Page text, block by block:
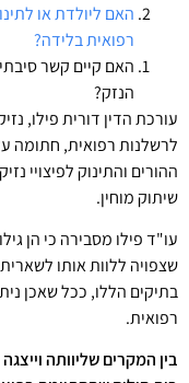
האם ליולדת או
רפואית בלידה?
האם קיים קשר
הנזק?
עורכת הדין דורית פילו,
לרשלנות רפואית, חתומה
ההורים והתינוק לפיצויי
שיתוק מוחין.
עו"ד פילו מסבירה כי הן
שצפויה ללוות אותו
בתיקים הללו, ככל שאכן
רפואית.
בין המקרים שליוותה